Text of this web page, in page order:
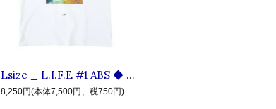
Lsize _ L.I.F.E #1 ABS ◆ LIVE IN FAB EARTH リブインファブアース : 半袖ペインティングTシャツ White
8,250円(本体7,500円、税750円)